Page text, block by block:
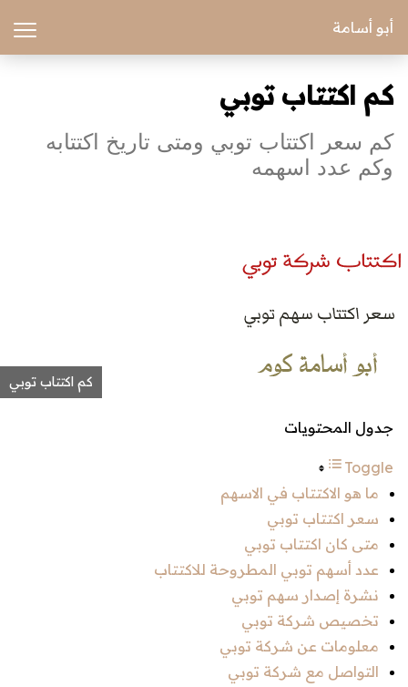
أبو أسامة
كم اكتتاب توبي
كم سعر اكتتاب توبي ومتى تاريخ اكتتابه
وكم عدد اسهمه
كم اكتتاب توبي
جدول المحتويات
Toggle
ما هو الاكتتاب في الاسهم
سعر اكتتاب توبي
متى كان اكتتاب توبي
عدد أسهم توبي المطروحة للاكتتاب
نشرة إصدار سهم توبي
تخصيص شركة توبي
معلومات عن شركة توبي
التواصل مع شركة توبي